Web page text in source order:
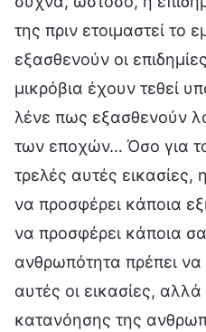
της πριν ετοιμαστεί το
εξασθενούν οι
μικρόβια έχουν τεθεί
λένε πως εξασθενούν
των εποχών… Όσο για
τρελές αυτές εικασίες,
να προσφέρει κάποια
να προσφέρει κάποια
ανθρωπότητα πρέπει να
αυτές οι εικασίες,
κατανόησης της